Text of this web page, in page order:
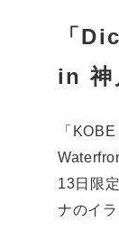
「
in 神
「
13日限
ナのイラ